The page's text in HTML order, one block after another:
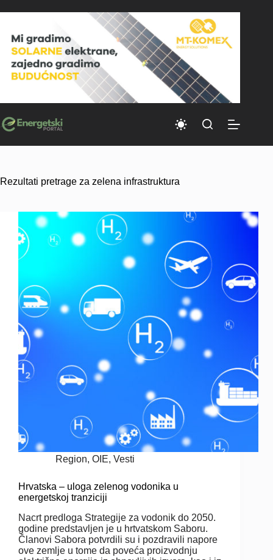
to
Rezultati pretrage za zelena infrastruktura
Region, OIE, Vesti
Hrvatska – uloga zelenog vodonika u
energetskoj tranziciji
Nacrt predloga Strategije za vodonik do 2050.
godine predstavljen je u hrtvatskom Saboru.
Članovi Sabora potvrdili su i pozdravili napore
ove zemlje u tome da poveća proizvodnju